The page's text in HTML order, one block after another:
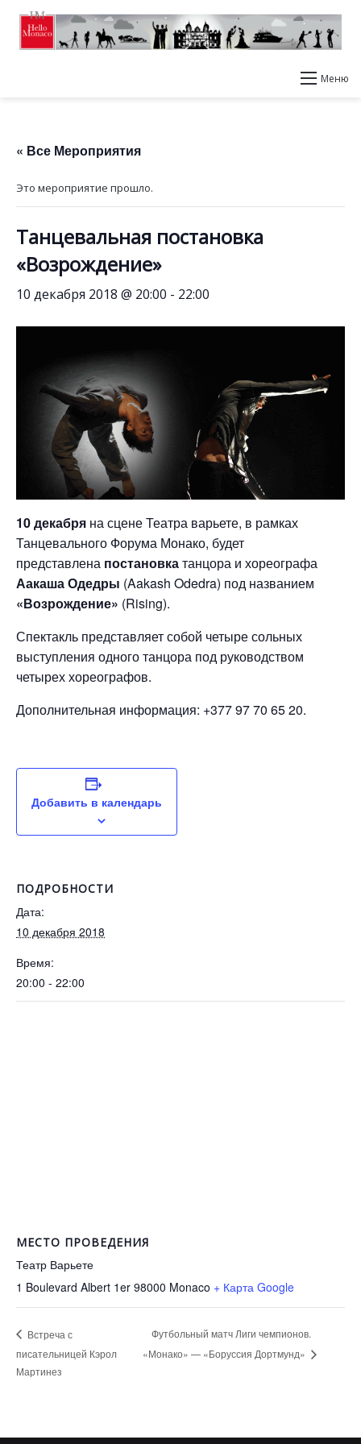
Меню
« Все Мероприятия
Это мероприятие прошло.
Танцевальная постановка
«Возрождение»
10 декабря 2018 @ 20:00 - 22:00
10 декабря на сцене Театра варьете, в рамках
Танцевального Форума Монако, будет
представлена постановкатанцора и хореографа
Аакаша Одедры (Aakash Odedra) под названием
«Возрождение» (Rising).
Спектакль представляет собой четыре сольных
выступления одного танцора под руководством
четырех хореографов.
Дополнительная информация: +377 97 70 65 20.
Добавить в календарь
ПОДРОБНОСТИ
Дата:
10 декабря 2018
Время:
20:00 - 22:00
МЕСТО ПРОВЕДЕНИЯ
Театр Варьете
1 Boulevard Albert 1er 98000 Monaco + Карта Google
Встреча с
писательницей Кэрол
Мартинез
Футбольный матч Лиги чемпионов.
«Монако» — «Боруссия Дортмунд»